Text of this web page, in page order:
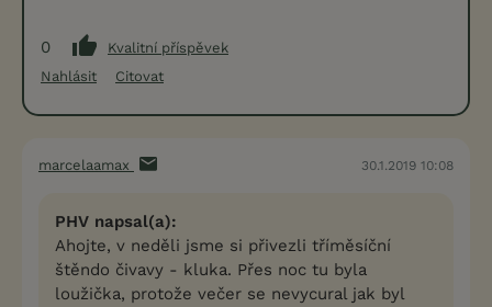
0
Kvalitní příspěvek
Nahlásit
Citovat
marcelaamax 30.1.2019 10:08
PHV napsal(a):
Ahojte, v neděli jsme si přivezli tříměsíční
štěndo čivavy - kluka. Přes noc tu byla
loužička, protože večer se nevycural jak byl